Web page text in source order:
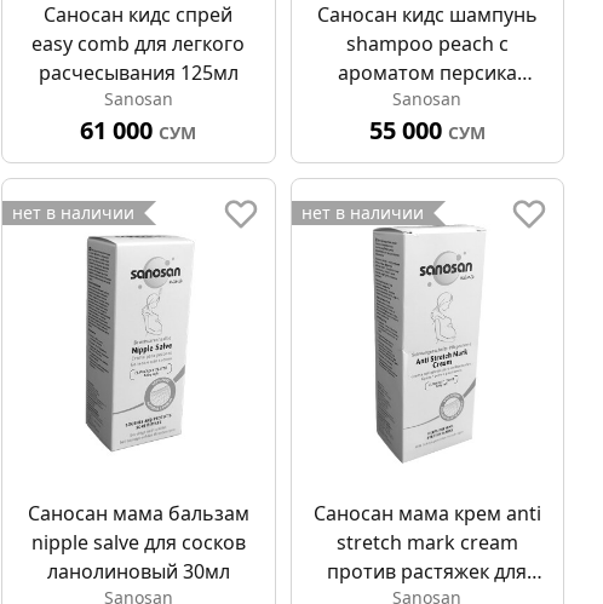
Саносан кидс спрей
easy comb для легкого
расчесывания 125мл
Sanosan
61 000 СУМ
Саносан кидс шампунь
shampoo peach с
ароматом персика
200мл
Sanosan
55 000 СУМ
нет в наличии
Саносан мама бальзам
nipple salve для сосков
ланолиновый 30мл
Sanosan
нет в наличии
Саносан мама крем anti
stretch mark cream
против растяжек для
Sanosan